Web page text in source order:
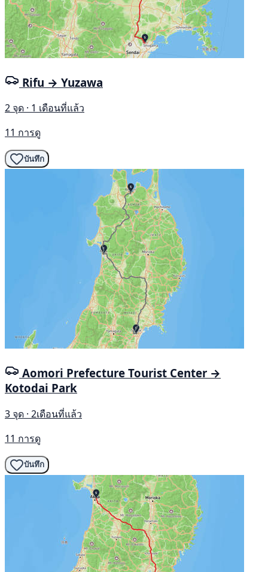
Rifu → Yuzawa
2 จุด · 1 เดือนที่แล้ว
11 การดู
บันทึก
Aomori Prefecture Tourist Center →
Kotodai Park
3 จุด · 2เดือนที่แล้ว
11 การดู
บันทึก